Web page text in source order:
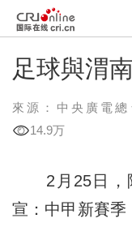
足球與渭
來源：中央廣電
14.9万
2月25日，陝
宣：中甲新賽季